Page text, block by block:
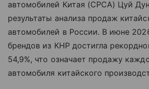
автомобилей Китая (CPCA) Цуй
результаты анализа продаж
автомобилей в России. В июне
брендов из КНР достигла
54,9%, что означает продажу
автомобиля китайского